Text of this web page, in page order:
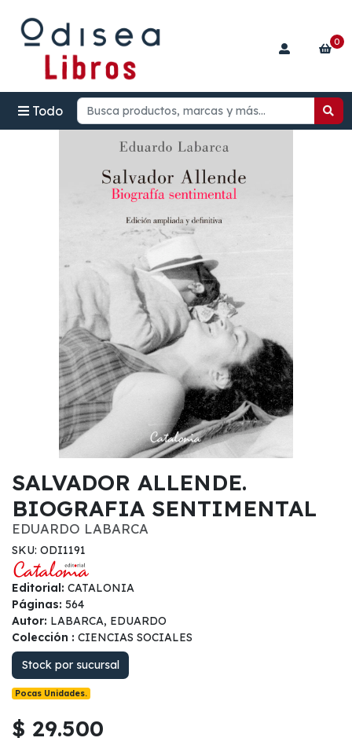
Todo
0
SALVADOR ALLENDE.
BIOGRAFIA SENTIMENTAL
EDUARDO LABARCA
SKU: ODI1191
Editorial: CATALONIA
Páginas: 564
Autor: LABARCA, EDUARDO
Colección : CIENCIAS SOCIALES
Stock por sucursal
Pocas Unidades.
$ 29.500